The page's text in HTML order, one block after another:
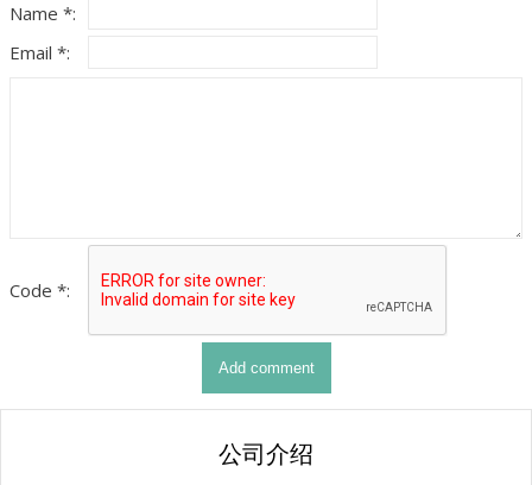
Name *:
Email *:
Code *:
公司介绍